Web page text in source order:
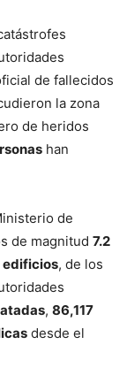
de fallecidos
la zona
de heridos
han
de
de magnitud 7.2
, de los
, 86,117
desde el